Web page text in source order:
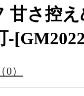
甘さ控
-
（0）